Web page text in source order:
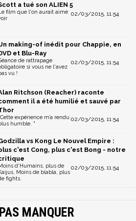
a tué son ALIEN 5
02/03/2015, 11:54
film que l'on aurait aimé
making-of inédit pour Chappie, en
et Blu-Ray
02/03/2015, 11:54
de rattrapage
si vous ne l'avez
vu !
Ritchson (Reacher) raconte
il a été humilié et sauvé par
02/03/2015, 11:54
expérience m’a rendu
humble. "
vs Kong Le Nouvel Empire :
c'est Cong, plus c'est Bong - notre
02/03/2015, 11:54
d'Humains, plus de
Moins de blabla, plus
fights.
MANQUER